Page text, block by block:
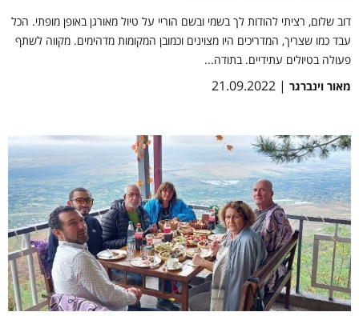
דוב שלום, רציתי להודות לך בשמי ובשם הוריי על טיול מאורגן באופן מופתי. הכל
עבד כמו שצריך, המדריכים היו מצוינים וכמובן המקומות מדהימים. מקווה לשתף
פעולה בטיולים עתידיים. בתודה...
מאור וינברגר | 21.09.2022